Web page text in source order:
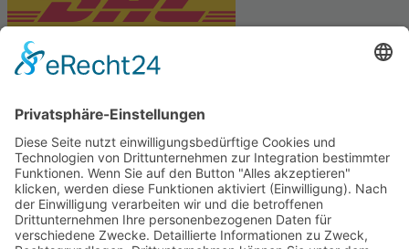
Tekal – Textile Lebensqualität
Exklusive moderne & Orientteppiche
Feuerwerk XXL
Pyrotechnik online bestellen